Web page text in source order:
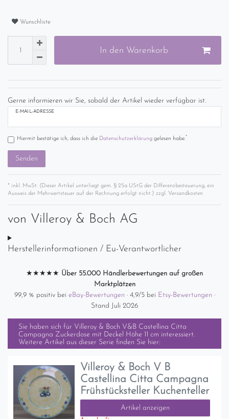
Wunschliste
In den Warenkorb
Gerne informieren wir Sie, sobald der Artikel wieder verfügbar ist.
E-MAIL-ADRESSE
Hiermit bestätige ich, dass ich die Daten­schutz­erklärunggelesen habe.*
Senden
* inkl. MwSt. (Dieser Artikel unterliegt gem. § 25a UStG der Differenzbesteuerung, ein
Ausweis der Mehrwertsteuer auf der Rechnung erfolgt nicht.) zzgl. Versandkosten
von Villeroy & Boch AG
Herstellerinformationen / Eu-Verantwortlicher
★★★★★ Über 55.000 Händlerbewertungen auf großen
Marktplätzen
99,9 % positiv bei eBay-Bewertungen · 4,9/5 bei Etsy-Bewertungen ·
Stand Juli 2026
Sie haben sich für Villeroy & Boch V&B Castellina Citta
Campagna Zuckerdose mit Deckel Höhe 11 cm interessiert.
Weitere Artikel aus dieser Serie finden Sie hier:
Villeroy & Boch V B
Castellina Citta Campagna
Frühstücksteller Kuchenteller
Artikel anzeigen